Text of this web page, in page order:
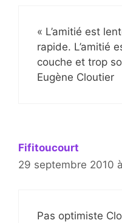
« L’amitié est
rapide. L’amitié
couche et trop
Eugène Cloutier
Fifitoucourt
29 septembre 2010
Pas optimiste